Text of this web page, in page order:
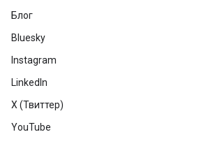
Блог
Bluesky
Instagram
LinkedIn
X (Твиттер)
YouTube